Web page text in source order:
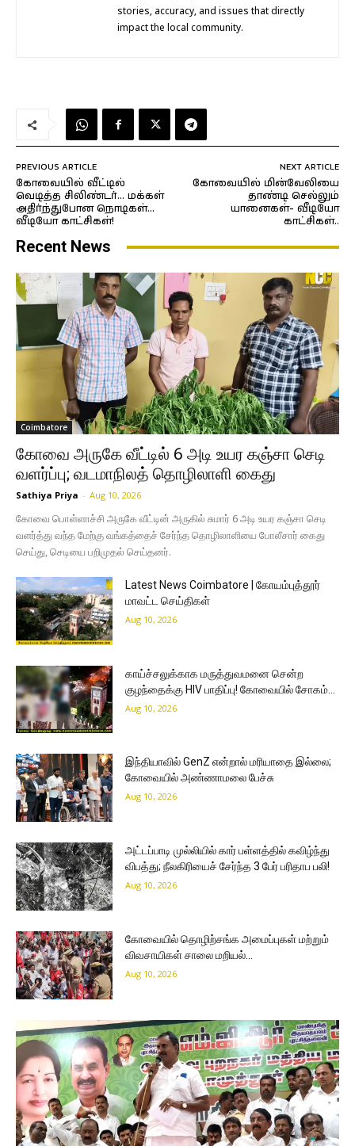
stories, accuracy, and issues that directly
impact the local community.
PREVIOUS ARTICLE
கோவையில் வீட்டில்
வெடித்த சிலிண்டர்… மக்கள்
அதிர்ந்துபோன நொடிகள்…
வீடியோ காட்சிகள்!
NEXT ARTICLE
கோவையில் மின்வேலியை
தாண்டி செல்லும்
யானைகள்- வீடியோ
காட்சிகள்..
Recent News
Coimbatore
கோவை அருகே வீட்டில் 6 அடி உயர கஞ்சா செடி
வளர்ப்பு; வடமாநிலத் தொழிலாளி கைது
Sathiya Priya - Aug 10, 2026
கோவை பொள்ளாச்சி அருகே வீட்டின் அருகில் சுமார் 6 அடி உயர கஞ்சா செடி
வளர்த்து வந்த மேற்கு வங்கத்தைச் சேர்ந்த தொழிலாளியை போலீசார் கைது
செய்து, செடியை பறிமுதல் செய்தனர்.
Latest News Coimbatore | கோயம்புத்தூர்
மாவட்ட செய்திகள்
Aug 10, 2026
காய்ச்சலுக்காக மருத்துவமனை சென்ற
குழந்தைக்கு HIV பாதிப்பு! கோவையில் சோகம்…
Aug 10, 2026
இந்தியாவில் GenZ என்றால் மரியாதை இல்லை;
கோவையில் அண்ணாமலை பேச்சு
Aug 10, 2026
அட்டப்பாடி முல்லியில் கார் பள்ளத்தில் கவிழ்ந்து
விபத்து; நீலகிரியைச் சேர்ந்த 3 பேர் பரிதாப பலி!
Aug 10, 2026
கோவையில் தொழிற்சங்க அமைப்புகள் மற்றும்
விவசாயிகள் சாலை மறியல்…
Aug 10, 2026